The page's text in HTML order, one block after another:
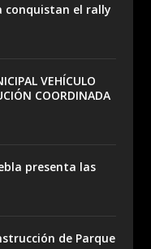
conquistan el rally
VEHÍCULO
COORDINADA
presenta las
de Parque